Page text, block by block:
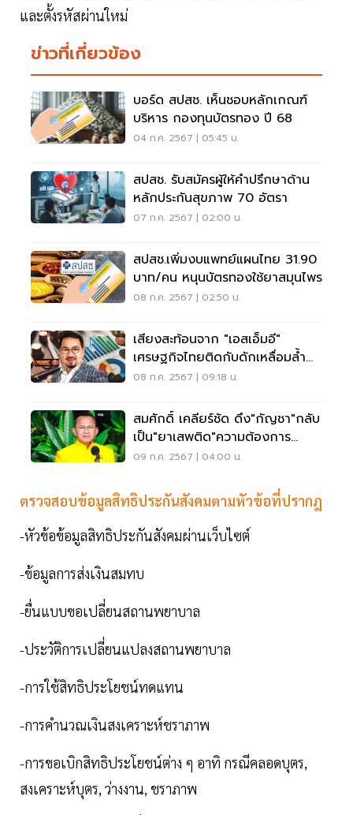
และตั้งรหัสผ่านใหม่
ข่าวที่เกี่ยวข้อง
บอร์ด สปสช. เห็นชอบหลักเกณฑ์
บริหาร กองทุนบัตรทอง ปี 68
04 ก.ค. 2567 | 05:45 น.
สปสช. รับสมัครผู้ให้คำปรึกษาด้าน
หลักประกันสุขภาพ 70 อัตรา
07 ก.ค. 2567 | 02:00 น.
สปสช.เพิ่มงบแพทย์แผนไทย 31.90
บาท/คน หนุนบัตรทองใช้ยาสมุนไพร
08 ก.ค. 2567 | 02:50 น.
เสียงสะท้อนจาก "เอสเอ็มอี"
เศรษฐกิจไทยติดกับดักเหลื่อมล้ำ
ไม่ใช่โครงสร้าง
08 ก.ค. 2567 | 09:18 น.
สมศักดิ์ เคลียร์ชัด ดึง"กัญชา"กลับ
เป็น"ยาเสพติด"ความต้องการ
ประชาชน
09 ก.ค. 2567 | 04:00 น.
ตรวจสอบข้อมูลสิทธิประกันสังคมตามหัวข้อที่ปรากฎ
-หัวข้อข้อมูลสิทธิประกันสังคมผ่านเว็บไซต์
-ข้อมูลการส่งเงินสมทบ
-ยื่นแบบขอเปลี่ยนสถานพยาบาล
-ประวัติการเปลี่ยนแปลงสถานพยาบาล
-การใช้สิทธิประโยชน์ทดแทน
-การคำนวณเงินสงเคราะห์ชราภาพ
-การขอเบิกสิทธิประโยชน์ต่าง ๆ อาทิ กรณีคลอดบุตร,
สงเคราะห์บุตร, ว่างงาน, ชราภาพ